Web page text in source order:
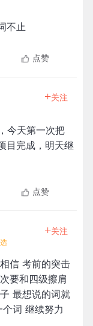
不止
点赞
+关注
今天第一次把
目完成，明天继
点赞
+关注
信 考前的突击
要和四级擦肩
最想说的词就
词 继续努力